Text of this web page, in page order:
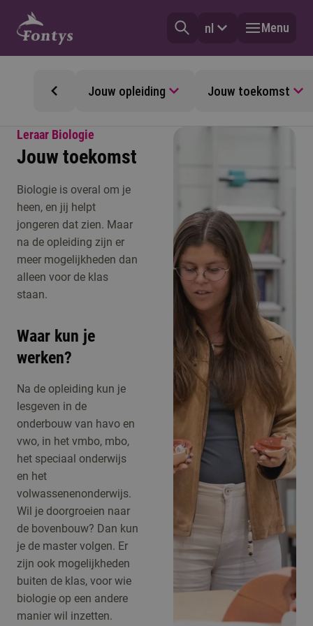
nl Menu
Jouw opleiding Jouw toekomst
Leraar Biologie
Jouw toekomst
Biologie is overal om je
heen, en jij helpt
jongeren dat zien. Maar
na de opleiding zijn er
meer mogelijkheden dan
alleen voor de klas
staan.
Waar kun je
werken?
Na de opleiding kun je
lesgeven in de
onderbouw van havo en
vwo, in het vmbo, mbo,
het speciaal onderwijs
en het
volwassenenonderwijs.
Wil je doorgroeien naar
de bovenbouw? Dan kun
je de master volgen. Er
zijn ook mogelijkheden
buiten de klas, voor wie
biologie op een andere
manier wil inzetten.